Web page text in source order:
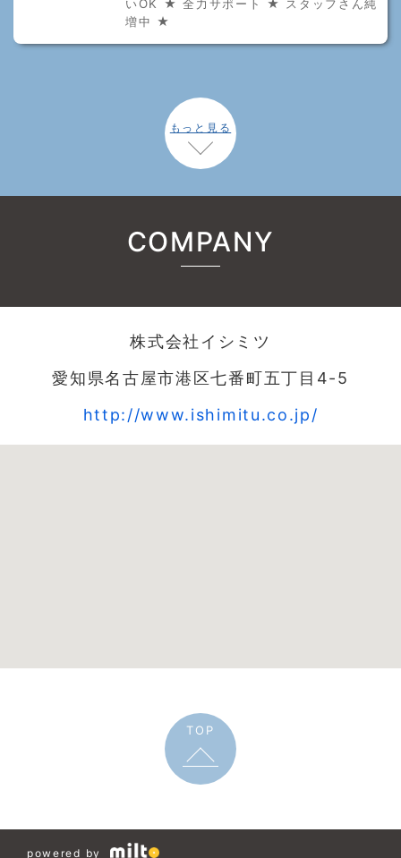
いOK ★ 全力サポート ★ スタッフさん純
増中 ★
もっと見る
COMPANY
株式会社イシミツ
愛知県名古屋市港区七番町五丁目4-5
http://www.ishimitu.co.jp/
TOP
powered by